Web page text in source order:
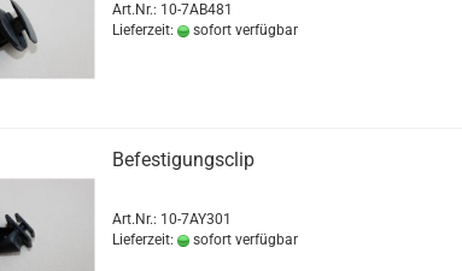
Art.Nr.: 10-7AB481
Lieferzeit:
sofort verfügbar
Befestigungsclip
Art.Nr.: 10-7AY301
Lieferzeit:
sofort verfügbar